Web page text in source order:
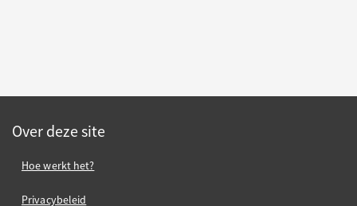
Over deze site
Hoe werkt het?
Privacybeleid